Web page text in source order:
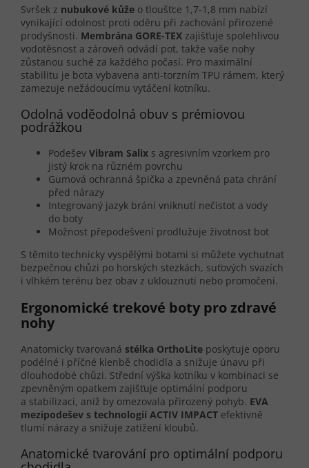
Svršek z nubukové kůže o tloušťce 1,7-1,8 mm nabízí
vynikající odolnost proti oděru při zachování přirozené
prodyšnosti. Membrána GORE-TEX zajišťuje spolehlivou
vodotěsnost a zároveň odvádí pot, takže vaše nohy
zůstanou suché za každého počasí. Pro maximální
stabilitu je bota vybavena anti-torzním TPU rámem, který
zamezuje nežádoucímu vytáčení kotníku.
Odolná voděodolná obuv s prémiovou
podrážkou
Podešev Vibram Salix s agresivním vzorkem pro
jistý krok na různém povrchu
Gumová ochranná špička a zpevněná pata chrání
před nárazy
Integrovaný jazyk brání vniknutí nečistot a vody
do boty
Možnost přepodešvení prodlužuje životnost bot
S těmito technicky vyspělými botami si můžete vychutnat
bezpečnou chůzi po horských stezkách, suťových svazích
i vlhkém terénu bez obav z uklouznutí nebo promočení.
Ergonomické trekové boty pro zdravé
nohy
Anatomicky tvarovaná stélka OrthoLite poskytuje oporu
podélné i příčné klenbě chodidla a snižuje únavu při
dlouhodobé chůzi. Střední výška kotníku v kombinaci se
zpevněným opatkem zajišťuje optimální podporu
a stabilizaci, aniž by omezovala přirozený pohyb. EVA
mezipodešev s technologií ACTIV IMPACT efektivně
tlumí nárazy a snižuje zatížení kloubů.
Anatomické tvarování pro optimální podporu